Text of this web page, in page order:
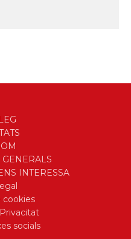
INTERESSA
cookies
socials